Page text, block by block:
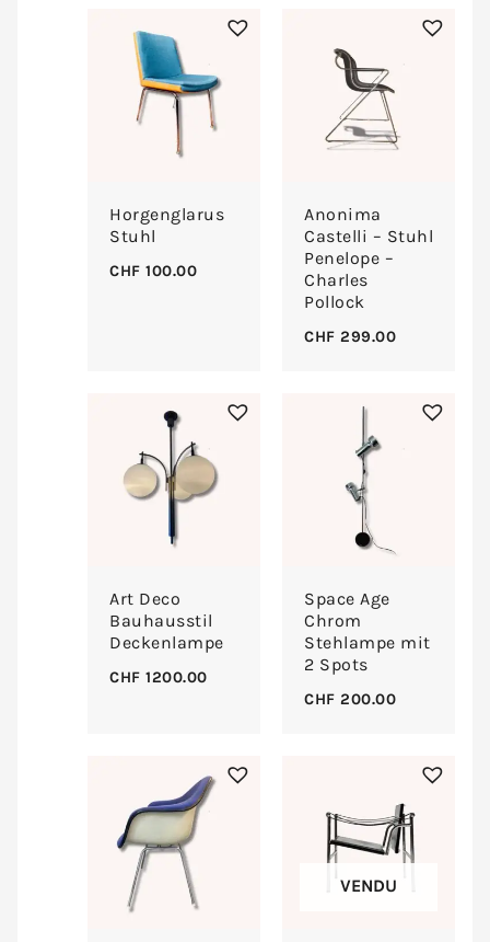
Horgenglarus
Stuhl
CHF 100.00
Anonima
Castelli – Stuhl
Penelope –
Charles
Pollock
CHF 299.00
Art Deco
Bauhausstil
Deckenlampe
CHF 1200.00
Space Age
Chrom
Stehlampe mit
2 Spots
CHF 200.00
VENDU